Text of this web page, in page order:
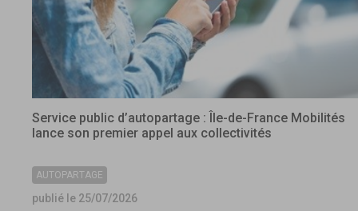
Service public d’autopartage : Île-de-France Mobilités
lance son premier appel aux collectivités
AUTOPARTAGE
publié le 25/07/2026